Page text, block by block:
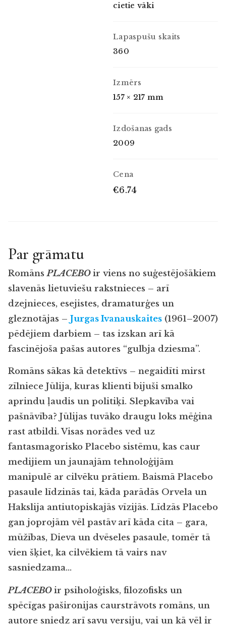
cietie vāki
Lapaspušu skaits
360
Izmērs
157 × 217 mm
Izdošanas gads
2009
Cena
€6.74
Par grāmatu
RomānsPLACEBOir viens no suģestējošākiem
slavenās lietuviešu rakstnieces – arī
dzejnieces, esejistes, dramaturģes un
gleznotājas – Jurgas Ivanauskaites (1961–2007)
pēdējiem darbiem – tas izskan arī kā
fascinējoša pašas autores “gulbja dziesma”.
Romāns sākas kā detektīvs – negaidīti mirst
zīlniece Jūlija, kuras klienti bijuši smalko
aprindu ļaudis un politiķi. Slepkavība vai
pašnāvība? Jūlijas tuvāko draugu loks mēģina
rast atbildi. Visas norādes ved uz
fantasmagorisko Placebo sistēmu, kas caur
medijiem un jaunajām tehnoloģijām
manipulē ar cilvēku prātiem. Baismā Placebo
pasaule līdzinās tai, kāda parādās Orvela un
Hakslija antiutopiskajās vīzijās. Līdzās Placebo
gan joprojām vēl pastāv arī kāda cita – gara,
mūžības, Dieva un dvēseles pasaule, tomēr tā
vien šķiet, ka cilvēkiem tā vairs nav
sasniedzama…
PLACEBOir psiholoģisks, filozofisks un
spēcīgas pašironijas caurstrāvots romāns, un
autore sniedz arī savu versiju, vai un kā vēl ir